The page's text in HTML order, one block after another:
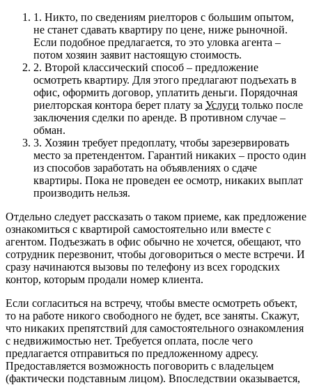
1. Никто, по сведениям риелторов с большим опытом,
не станет сдавать квартиру по цене, ниже рыночной.
Если подобное предлагается, то это уловка агента –
потом хозяин заявит настоящую стоимость.
2. Второй классический способ – предложение
осмотреть квартиру. Для этого предлагают подъехать в
офис, оформить договор, уплатить деньги. Порядочная
риелторская контора берет плату за Услуги только после
заключения сделки по аренде. В противном случае –
обман.
3. Хозяин требует предоплату, чтобы зарезервировать
место за претендентом. Гарантий никаких – просто один
из способов заработать на объявлениях о сдаче
квартиры. Пока не проведен ее осмотр, никаких выплат
производить нельзя.
Отдельно следует рассказать о таком приеме, как предложение
ознакомиться с квартирой самостоятельно или вместе с
агентом. Подъезжать в офис обычно не хочется, обещают, что
сотрудник перезвонит, чтобы договориться о месте встречи. И
сразу начинаются вызовы по телефону из всех городских
контор, которым продали номер клиента.
Если согласиться на встречу, чтобы вместе осмотреть объект,
то на работе никого свободного не будет, все заняты. Скажут,
что никаких препятствий для самостоятельного ознакомления
с недвижимостью нет. Требуется оплата, после чего
предлагается отправиться по предложенному адресу.
Предоставляется возможность поговорить с владельцем
(фактически подставным лицом). Впоследствии оказывается,